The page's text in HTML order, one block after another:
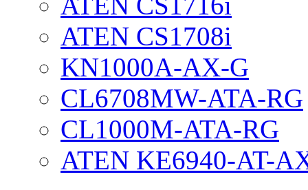
ATEN CS1708i
KN1000A-AX-G
CL6708MW-ATA-RG
CL1000M-ATA-RG
ATEN KE6940-AT-